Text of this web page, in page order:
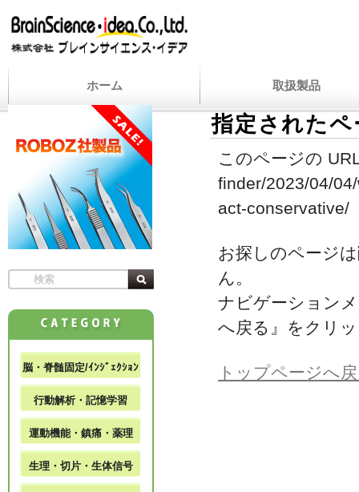
ホーム 取扱製品
指定された
このページの
finder/2023/04/
act-conservative/
お探しのページ
ん。
ナビゲーション
へ戻る』をクリ
トップページへ
脳・脊髄固定/ｲﾝｼﾞｪｸｼｮﾝ
行動解析・記憶学習
運動機能・鎮痛・薬理
生理・切片・生体信号